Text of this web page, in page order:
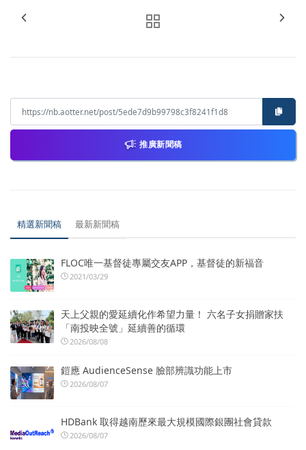
推廣新聞稿
精選新聞稿 最新新聞稿
FLOC唯一基督徒專屬交友APP，基督徒的新福音
2021/03/29
天上父親的愛延續化作希望力量！ 六名子女捐贈家扶
「南投映全號」延續善的循環
2026/08/08
鎧應 AudienceSense 臉部辨識功能上市
2026/08/07
HDBank 取得越南歷來最大規模國際銀團社會貸款
2026/08/07